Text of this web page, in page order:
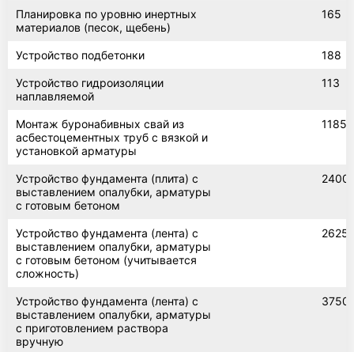
Планировка по уровню инертных
материалов (песок, щебень)
165
Устройство подбетонки 188
Устройство гидроизоляции
наплавляемой
113
Монтаж буронабивных свай из
асбестоцементных труб с вязкой и
установкой арматуры
1185
Устройство фундамента (плита) с
выставлением опалубки, арматуры
с готовым бетоном
2400
Устройство фундамента (лента) с
выставлением опалубки, арматуры
с готовым бетоном (учитывается
сложность)
2625
Устройство фундамента (лента) с
выставлением опалубки, арматуры
с приготовлением раствора
вручную
3750